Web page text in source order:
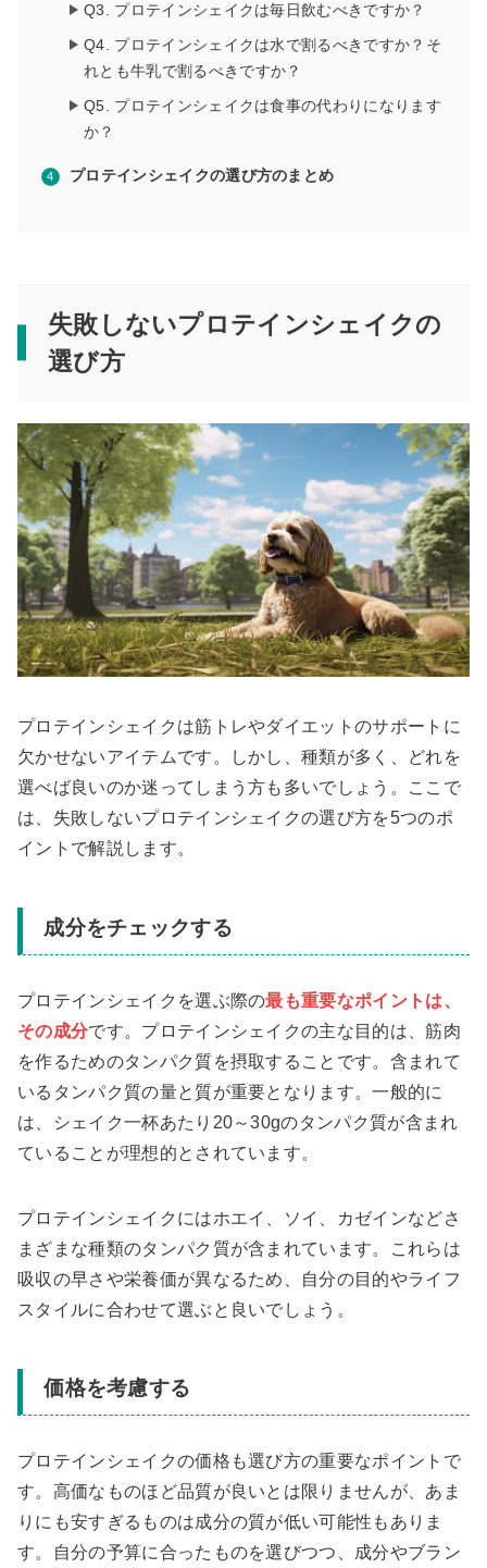
Q3. プロテインシェイクは毎日飲むべきですか？
Q4. プロテインシェイクは水で割るべきですか？そ
れとも牛乳で割るべきですか？
Q5. プロテインシェイクは食事の代わりになります
か？
プロテインシェイクの選び方のまとめ
失敗しないプロテインシェイクの
選び方
プロテインシェイクは筋トレやダイエットのサポートに
欠かせないアイテムです。しかし、種類が多く、どれを
選べば良いのか迷ってしまう方も多いでしょう。ここで
は、失敗しないプロテインシェイクの選び方を5つのポ
イントで解説します。
成分をチェックする
プロテインシェイクを選ぶ際の最も重要なポイントは、
その成分です。プロテインシェイクの主な目的は、筋肉
を作るためのタンパク質を摂取することです。含まれて
いるタンパク質の量と質が重要となります。一般的に
は、シェイク一杯あたり20～30gのタンパク質が含まれ
ていることが理想的とされています。
プロテインシェイクにはホエイ、ソイ、カゼインなどさ
まざまな種類のタンパク質が含まれています。これらは
吸収の早さや栄養価が異なるため、自分の目的やライフ
スタイルに合わせて選ぶと良いでしょう。
価格を考慮する
プロテインシェイクの価格も選び方の重要なポイントで
す。高価なものほど品質が良いとは限りませんが、あま
りにも安すぎるものは成分の質が低い可能性もありま
す。自分の予算に合ったものを選びつつ、成分やブラン